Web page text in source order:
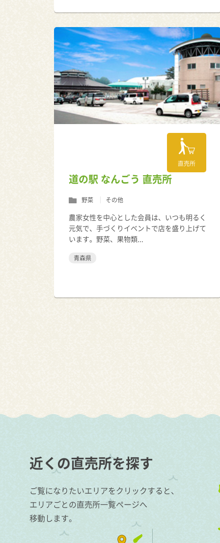
直売所
道の駅 なんごう 直売所
野菜 その他
農家女性を中心とした会員は、いつも明るく
元気で、手づくりイベントで店を盛り上げて
います。野菜、果物類...
青森県
近くの直売所を探す
ご覧になりたいエリアをクリックすると、
エリアごとの直売所一覧ページへ
移動します。